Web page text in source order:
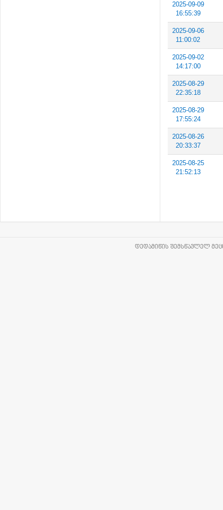
2025-09-09
16:55:39
2025-09-06
11:00:02
2025-09-02
14:17:00
2025-08-29
22:35:18
2025-08-29
17:55:24
2025-08-26
20:33:37
2025-08-25
21:52:13
ᲓᲔᲓᲐᲛᲘᲬᲘᲡ ᲨᲔᲛᲡᲬᲐᲕᲚᲔᲚ